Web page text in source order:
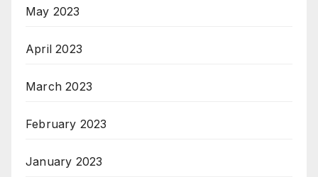
May 2023
April 2023
March 2023
February 2023
January 2023